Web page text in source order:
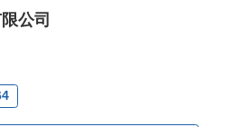
有运费。
致电
公司